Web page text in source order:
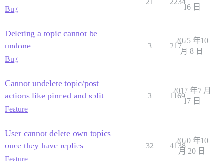
Bug
16 日
Deleting a topic cannot be
undone
Bug
3 217
2025 年10
月 8 日
Cannot undelete topic/post
actions like pinned and split
Feature
3 1169
2017 年7 月
17 日
User cannot delete own topics
once they have replies
Feature
32 4138
2020 年10
月 20 日